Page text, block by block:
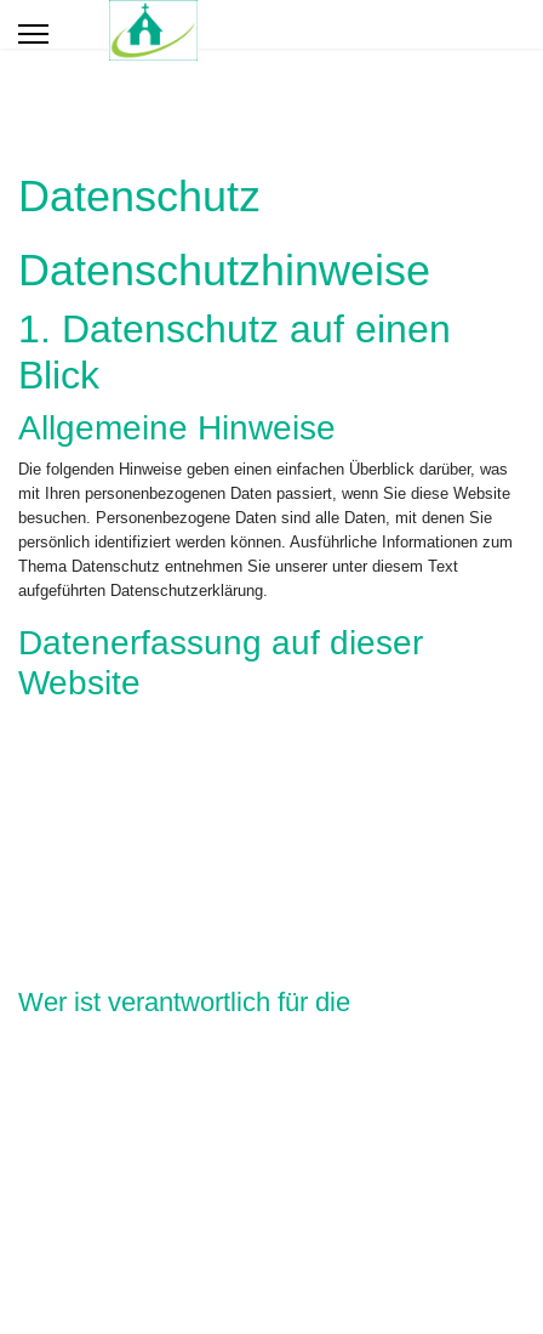
Datenschutz
Datenschutz­hinweise
1. Datenschutz auf einen
Blick
Allgemeine Hinweise
Die folgenden Hinweise geben einen einfachen Überblick darüber, was
mit Ihren personenbezogenen Daten passiert, wenn Sie diese Website
besuchen. Personenbezogene Daten sind alle Daten, mit denen Sie
persönlich identifiziert werden können. Ausführliche Informationen zum
Thema Datenschutz entnehmen Sie unserer unter diesem Text
aufgeführten Datenschutzerklärung.
Datenerfassung auf dieser
Website
Wer ist verantwortlich für die